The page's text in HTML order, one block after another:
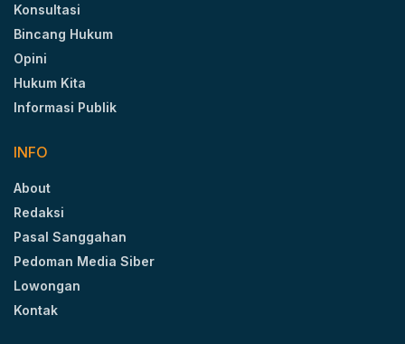
Konsultasi
Bincang Hukum
Opini
Hukum Kita
Informasi Publik
INFO
About
Redaksi
Pasal Sanggahan
Pedoman Media Siber
Lowongan
Kontak